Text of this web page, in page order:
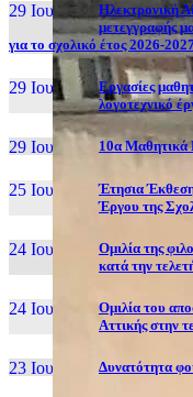
29 Ιουν, 26
Ηλεκτρονική
μετεγγραφής
για το σχολικό έτος 2026-
29 Ιουν, 26
Εργασίες
λογοτεχνικό
29 Ιουν, 26 10α Μαθητικά
25 Ιουν, 26
Έτησια
Έργου της
24 Ιουν, 26
Ομιλία της
κατά την
24 Ιουν, 26
Ομιλία του
Αττικής στην
23 Ιουν, 26 Δυνατότητα